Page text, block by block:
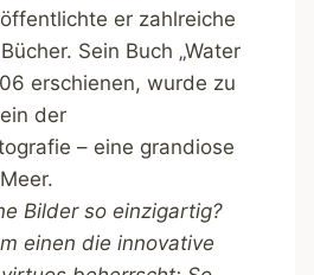
er zahlreiche
Sein Buch „Water
erschienen, wurde zu
der
– eine grandiose
Bilder so einzigartig?
einen die innovative